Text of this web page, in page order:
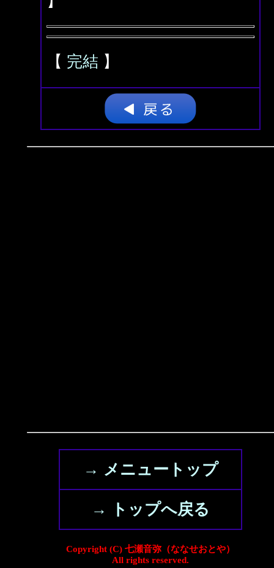
【 完結 】
→ メニュートップ
→ トップへ戻る
Copyright (C) 七瀬音弥（ななせおとや）
All rights reserved.